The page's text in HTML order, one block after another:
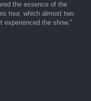
the essence of the
tour, which almost two
experienced the show.”